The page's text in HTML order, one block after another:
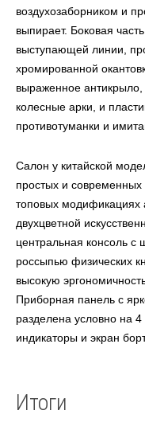
воздухозаборником и
выпирает. Боковая
выступающей линии,
хромированной
выраженное
колесные арки, и
противотуманки и
Салон у китайской
простых и
топовых модификациях
двухцветной
центральная консоль
россыпью физических
высокую
Приборная панель с
разделена условно на
индикаторы и экран
Итоги